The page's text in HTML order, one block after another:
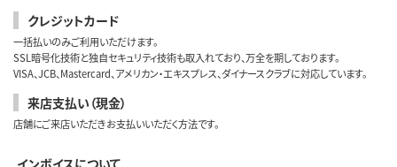
クレジットカード
一括払いのみご利用いただけます。
SSL暗号化技術と独自セキュリティ技術も取入れており、万全を期しております。
VISA、JCB、Mastercard、アメリカン・エキスプレス、ダイナースクラブに対応しています。
来店支払い（現金）
店舗にご来店いただきお支払いいただく方法です。